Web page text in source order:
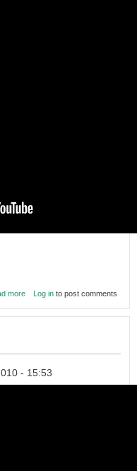
more about
-
каникул
Log into post comments
- 15:53